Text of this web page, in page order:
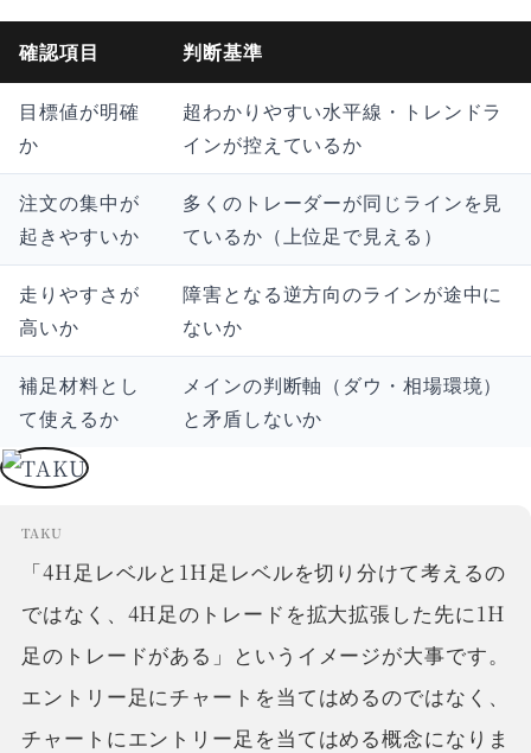
確認項目 判断基準
目標値が明確
か
超わかりやすい水平線・トレンドラ
インが控えているか
注文の集中が
起きやすいか
多くのトレーダーが同じラインを見
ているか（上位足で見える）
走りやすさが
高いか
障害となる逆方向のラインが途中に
ないか
補足材料とし
て使えるか
メインの判断軸（ダウ・相場環境）
と矛盾しないか
TAKU
「4H足レベルと1H足レベルを切り分けて考えるの
ではなく、4H足のトレードを拡大拡張した先に1H
足のトレードがある」というイメージが大事です。
エントリー足にチャートを当てはめるのではなく、
チャートにエントリー足を当てはめる概念になりま